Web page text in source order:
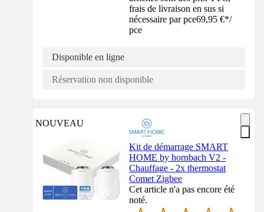
frais de livraison en sus si
nécessaire par pce69,95 €*/
pce
Disponible en ligne
Réservation non disponible
NOUVEAU
Kit de démarrage SMART
HOME by hornbach V2 -
Chauffage - 2x thermostat
Comet Zigbee
Cet article n'a pas encore été
noté.